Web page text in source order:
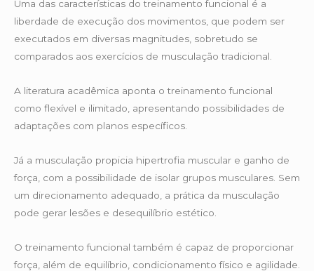
Uma das características do treinamento funcional é a
liberdade de execução dos movimentos, que podem ser
executados em diversas magnitudes, sobretudo se
comparados aos exercícios de musculação tradicional.
A literatura acadêmica aponta o treinamento funcional
como flexível e ilimitado, apresentando possibilidades de
adaptações com planos específicos.
Já a musculação propicia hipertrofia muscular e ganho de
força, com a possibilidade de isolar grupos musculares. Sem
um direcionamento adequado, a prática da musculação
pode gerar lesões e desequilíbrio estético.
O treinamento funcional também é capaz de proporcionar
força, além de equilíbrio, condicionamento físico e agilidade.